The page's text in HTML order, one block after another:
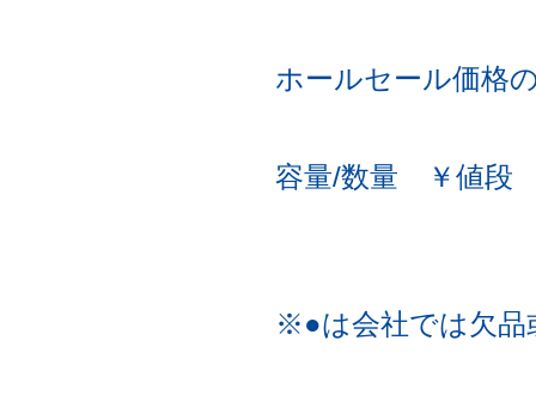
ホールセール価格
容量/数量 ￥値段
※●は会社では欠品